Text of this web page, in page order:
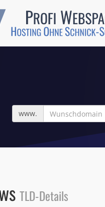
Wunschdomain
www.
TLD-Details